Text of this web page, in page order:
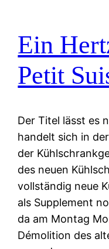
Ein
Petit
Der Titel lässt es
handelt sich in
der
des neuen
vollständig neue
als Supplement
da am Montag
Démolition des